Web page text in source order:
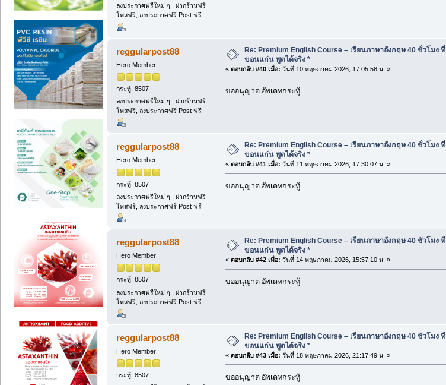
ลงประกาศฟรีใหม่ ๆ , ฝากร้านฟรี
โพสฟรี, ลงประกาศฟรี Post ฟรี
reggularpost88
Hero Member
กระทู้: 8507
ลงประกาศฟรีใหม่ ๆ , ฝากร้านฟรี
โพสฟรี, ลงประกาศฟรี Post ฟรี
Re: Premium English Course – เรียนภาษาอังกฤษ 40 ชั่วโมง ที่
ขอนแก่น พูดได้จริง *
« ตอบกลับ #40 เมื่อ: วันที่ 10 พฤษภาคม 2026, 17:05:58 น. »
ขออนุญาต อัพเดทกระทู้
reggularpost88
Hero Member
กระทู้: 8507
ลงประกาศฟรีใหม่ ๆ , ฝากร้านฟรี
โพสฟรี, ลงประกาศฟรี Post ฟรี
Re: Premium English Course – เรียนภาษาอังกฤษ 40 ชั่วโมง ที่
ขอนแก่น พูดได้จริง *
« ตอบกลับ #41 เมื่อ: วันที่ 11 พฤษภาคม 2026, 17:30:07 น. »
ขออนุญาต อัพเดทกระทู้
reggularpost88
Hero Member
กระทู้: 8507
ลงประกาศฟรีใหม่ ๆ , ฝากร้านฟรี
โพสฟรี, ลงประกาศฟรี Post ฟรี
Re: Premium English Course – เรียนภาษาอังกฤษ 40 ชั่วโมง ที่
ขอนแก่น พูดได้จริง *
« ตอบกลับ #42 เมื่อ: วันที่ 14 พฤษภาคม 2026, 15:57:10 น. »
ขออนุญาต อัพเดทกระทู้
reggularpost88
Hero Member
กระทู้: 8507
Re: Premium English Course – เรียนภาษาอังกฤษ 40 ชั่วโมง ที่
ขอนแก่น พูดได้จริง *
« ตอบกลับ #43 เมื่อ: วันที่ 18 พฤษภาคม 2026, 21:17:49 น. »
ขออนุญาต อัพเดทกระทู้